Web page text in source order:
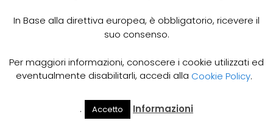
una vasta gamma di soluzioni per la pulizia e la
manutenzione dei tuoi scarichi, con interventi
garantire la massima efficienza e sicurezza. Affidati
a noi per prevenire problemi come occlusioni,
perdite e cattivi odori, e scegli il nostro programma
di manutenzione preventiva per prolungare la vita
dei tuoi scarichi. Contattaci oggi per maggiori
Cerca Il Mio
In Base alla direttiva europea, è obbligatorio, ricevere il
suo consenso.
Per maggiori informazioni, conoscere i cookie utilizzati ed
eventualmente disabilitarli, accedi alla Cookie Policy.
. Accetto Informazioni